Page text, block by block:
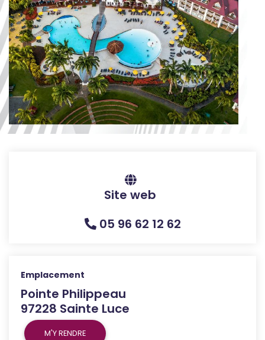
Site web
05 96 62 12 62
Emplacement
Pointe Philippeau
97228 Sainte Luce
M'Y RENDRE